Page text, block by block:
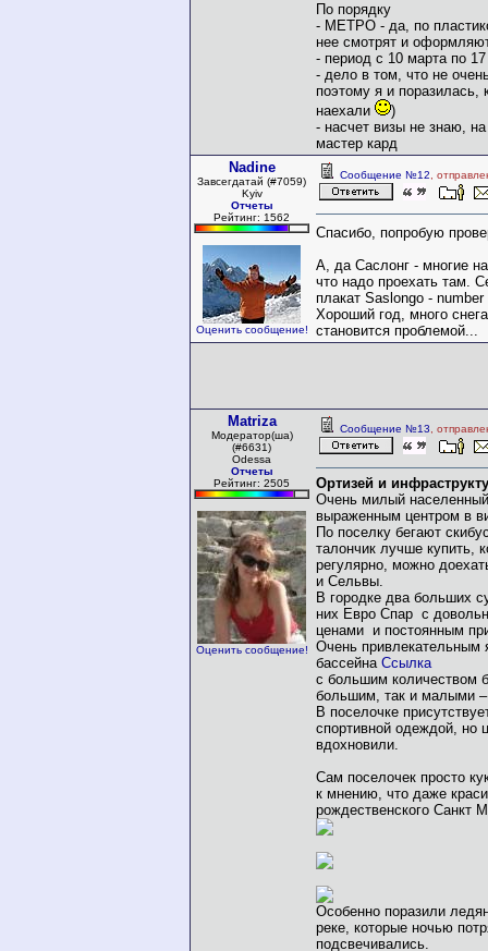
По порядку
- МЕТРО - да, по
нее смотрят и
- период с 10 марта по
- дело в том, что не
поэтому я и поразилась,
наехали
)
- насчет визы не знаю,
мастер кард
Nadine
Завсегдатай (#7059)
Kyiv
Отчеты
Рейтинг: 1562
Оценить сообщение!
Сообщение №12 ,
Спасибо, попробую
А, да Саслонг - многие
что надо проехать там.
плакат Saslongo -
Хороший год, много
становится проблемой...
Matriza
Модератор(ша)
(#6631)
Odessa
Отчеты
Рейтинг: 2505
Оценить сообщение!
Сообщение №13 ,
Ортизей и
Очень милый населенный
выраженным центром в
По поселку бегают
талончик лучше купить,
регулярно, можно
и Сельвы.
В городке два больших
них Евро Спар с
ценами и постоянным
Очень привлекательным
бассейна Ссылка
с большим количеством
большим, так и малыми –
В поселочке
спортивной одеждой, но
вдохновили.
Сам поселочек просто
к мнению, что даже
рождественского Санкт
Особенно поразили
реке, которые ночью
подсвечивались.